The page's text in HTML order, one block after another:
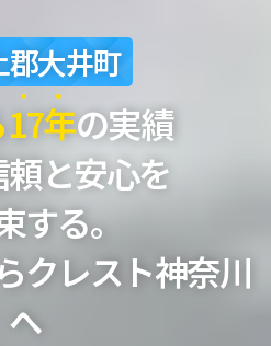
郡大井町
17年の実績
と安心を
する。
クレスト神奈川
へ